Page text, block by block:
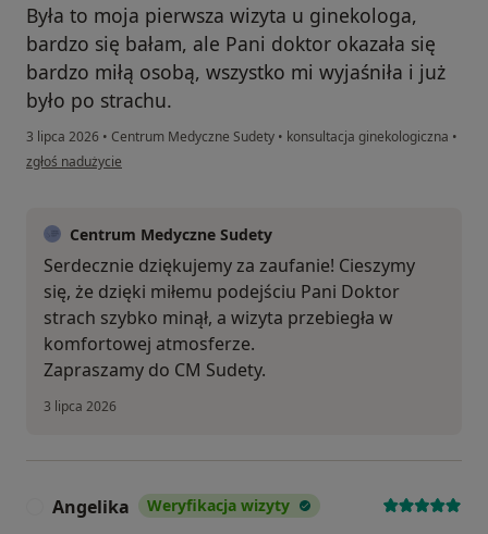
Była to moja pierwsza wizyta u ginekologa,
bardzo się bałam, ale Pani doktor okazała się
bardzo miłą osobą, wszystko mi wyjaśniła i już
było po strachu.
3 lipca 2026 • Centrum Medyczne Sudety • konsultacja ginekologiczna •
w opinii użytkownika Julia
zgłoś nadużycie
Centrum Medyczne Sudety
Serdecznie dziękujemy za zaufanie! Cieszymy
się, że dzięki miłemu podejściu Pani Doktor
strach szybko minął, a wizyta przebiegła w
komfortowej atmosferze.
Zapraszamy do CM Sudety.
3 lipca 2026
Angelika Weryfikacja wizyty